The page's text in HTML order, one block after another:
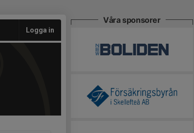
Logga in
Våra sponsorer